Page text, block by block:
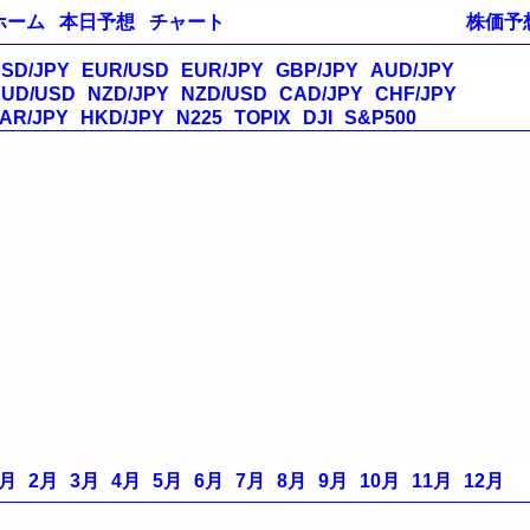
株価予
ーム 本日予想 チャート
JPY EUR/USD EUR/JPY GBP/JPY AUD/JPY
USD
NZD/JPY NZD/USD CAD/JPY CHF/JPY
JPY
HKD/JPY N225 TOPIX DJI S&P500
2月 3月 4月 5月 6月 7月 8月 9月 10月 11月 12月